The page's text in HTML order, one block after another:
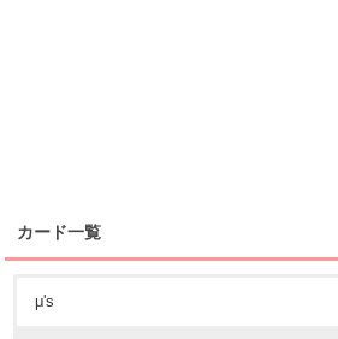
カード一覧
μ's